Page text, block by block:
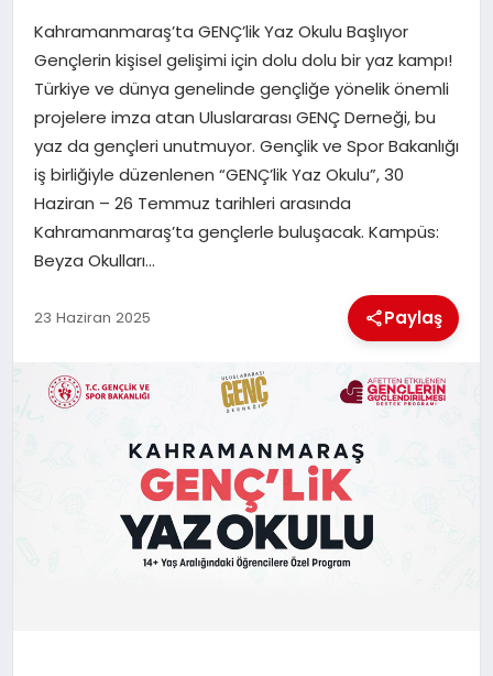
SAĞLIK
GENEL
SPOR
İLÇE HABERLERI
DÜNYA
YAZARLAR
Kahramanmaraş’ta GENÇ’lik Yaz Okulu Başlıyor
Gençlerin kişisel gelişimi için dolu dolu bir yaz kampı!
Türkiye ve dünya genelinde gençliğe yönelik önemli
projelere imza atan Uluslararası GENÇ Derneği, bu
yaz da gençleri unutmuyor. Gençlik ve Spor Bakanlığı
iş birliğiyle düzenlenen “GENÇ’lik Yaz Okulu”, 30
Haziran – 26 Temmuz tarihleri arasında
Kahramanmaraş’ta gençlerle buluşacak. Kampüs:
Beyza Okulları…
23 Haziran 2025 Paylaş